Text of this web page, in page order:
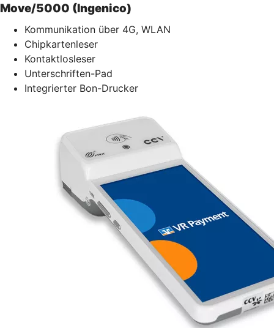
Move/5000 (Ingenico)
Kommunikation über 4G, WLAN
Chipkartenleser
Kontaktlosleser
Unterschriften-Pad
Integrierter Bon-Drucker